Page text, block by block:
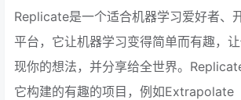
Replicate是一个适合机器学习爱好者、
平台，它让机器学习变得简单而有趣，
现你的想法，并分享给全世界。
它构建的有趣的项目，例如Extrapolate